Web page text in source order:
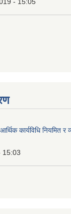
कार्यविधि नियमित
15:03